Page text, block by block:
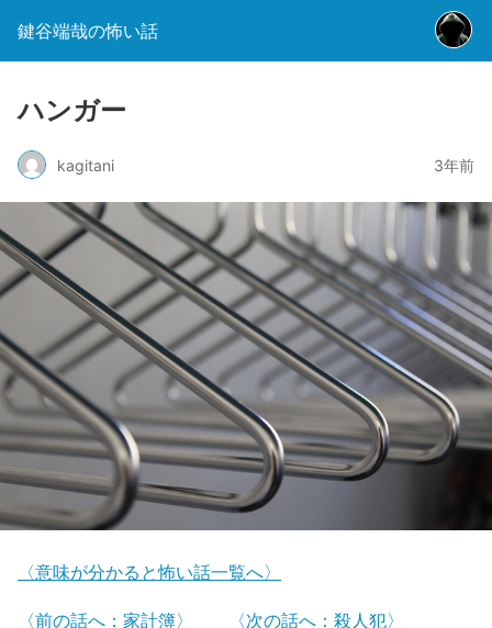
鍵谷端哉の怖い話
ハンガー
kagitani 3年前
〈意味が分かると怖い話一覧へ〉
〈前の話へ：家計簿〉 〈次の話へ：殺人犯〉